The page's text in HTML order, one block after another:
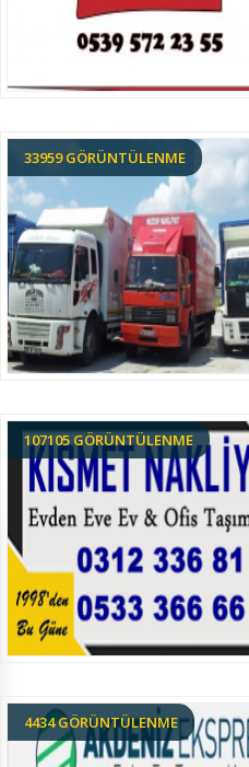
33959 GÖRÜNTÜLENME
107105 GÖRÜNTÜLENME
4434 GÖRÜNTÜLENME